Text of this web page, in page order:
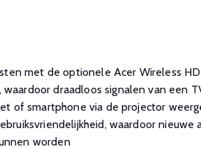
met de optionele Acer Wireless
draadloos signalen van een
of smartphone via de projector
waardoor nieuwe
worden